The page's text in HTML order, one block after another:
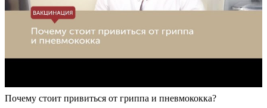
Почему стоит привиться от гриппа и пневмококка?